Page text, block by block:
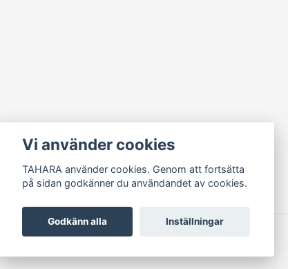
Vi använder cookies
TAHARA använder cookies. Genom att fortsätta
på sidan godkänner du användandet av cookies.
Godkänn alla Inställningar